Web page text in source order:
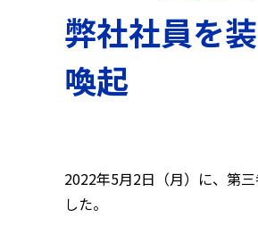
弊社社員を
喚起
2022年5月2日（月）に、第
した。